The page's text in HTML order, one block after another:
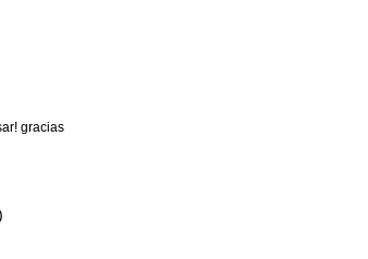
gracias